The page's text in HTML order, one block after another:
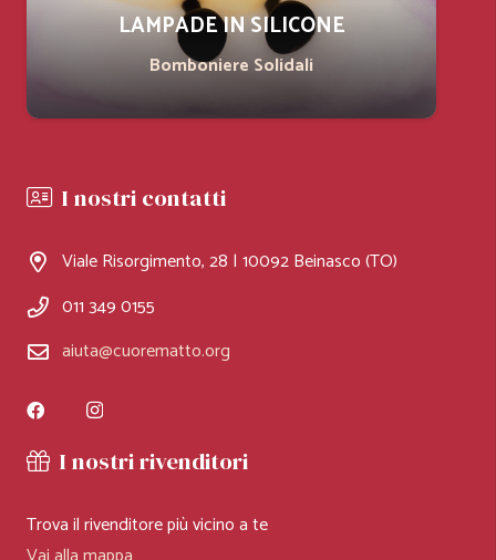
LAMPADE IN SILICONE
Bomboniere Solidali
I nostri contatti
Viale Risorgimento, 28 | 10092 Beinasco (TO)
011 349 0155
aiuta@cuorematto.org
I nostri rivenditori
Trova il rivenditore più vicino a te